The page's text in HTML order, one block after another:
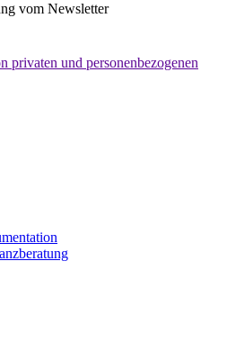
vom Newsletter
privaten und personenbezogenen